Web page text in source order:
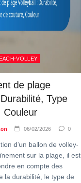
VOLLEY
de plage
Type
Couleur
06/02/2026 0
d’un ballon de volley-
sur la plage, il est
en compte des
la durabilité, le type de